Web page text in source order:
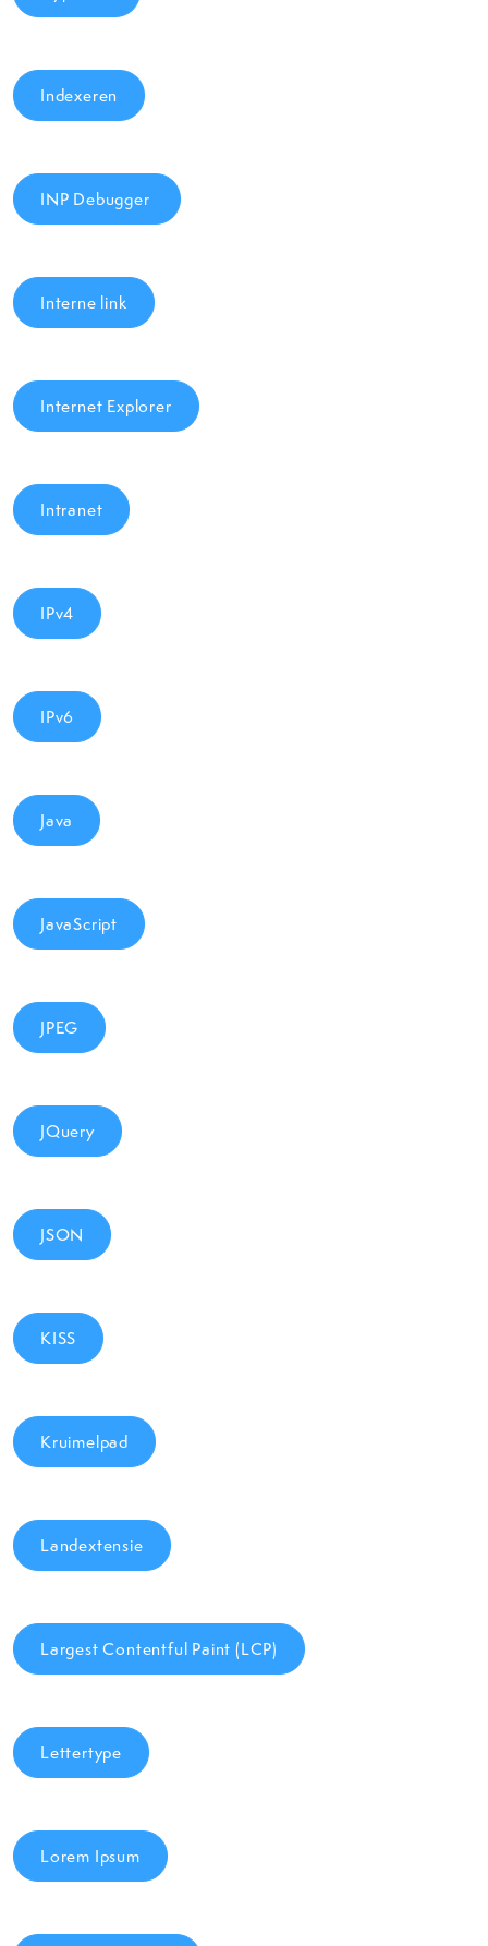
Indexeren
INP Debugger
Interne link
Internet Explorer
Intranet
IPv4
IPv6
Java
JavaScript
JPEG
JQuery
JSON
KISS
Kruimelpad
Landextensie
Largest Contentful Paint (LCP)
Lettertype
Lorem Ipsum